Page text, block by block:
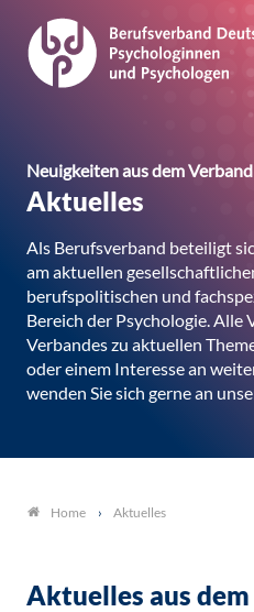
Neuigkeiten aus dem Verband
Aktuelles
Als Berufsverband beteiligt
am aktuellen
berufspolitischen und
Bereich der Psychologie. Alle
Verbandes zu aktuellen
oder einem Interesse an
wenden Sie sich gerne an
Home Aktuelles
Aktuelles aus